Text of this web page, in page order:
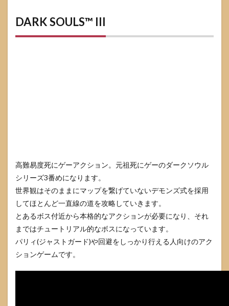
DARK SOULS™ III
高難易度死にゲーアクション。元祖死にゲーのダークソウル
シリーズ3番めになります。
世界観はそのままにマップを繋げていないデモンズ式を採用
してほとんど一直線の道を攻略していきます。
とあるボス付近から本格的なアクションが必要になり、それ
まではチュートリアル的なボスになっています。
パリィ(ジャストガード)や回避をしっかり行える人向けのアク
ションゲームです。